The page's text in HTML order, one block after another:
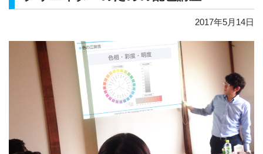
福岡校
オンライン校
卒業生の声
講師紹介
出版実績
2017年5月14日